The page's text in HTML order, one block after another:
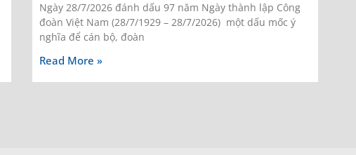
Ngày 28/7/2026 đánh dấu 97 năm Ngày thành lập Công
đoàn Việt Nam (28/7/1929 – 28/7/2026) một dấu mốc ý
nghĩa để cán bộ, đoàn
Read More »